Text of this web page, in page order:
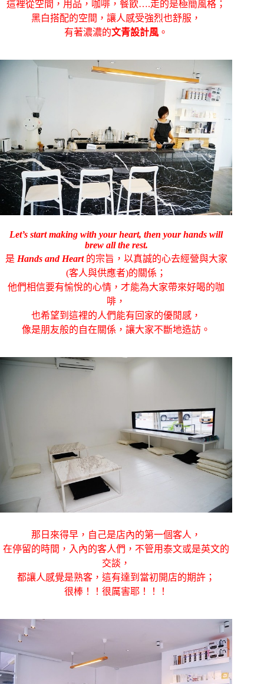
這裡從空間，用品，咖啡，餐飲….走的是極簡風格；
黑白搭配的空間，讓人感受強烈也舒服，
有著濃濃的文青設計風 。
Let’s start making with your heart, then your hands will
brew all the rest.
是 Hands and Heart的宗旨，以真誠的心去經營與大家
(客人與供應者)的關係；
他們相信要有愉悅的心情，才能為大家帶來好喝的咖
啡，
也希望到這裡的人們能有回家的優閒感，
像是朋友般的自在關係，讓大家不斷地造訪。
那日來得早，自己是店內的第一個客人，
在停留的時間，入內的客人們，不管用泰文或是英文的
交談，
都讓人感覺是熟客，這有達到當初開店的期許；
很棒！！很厲害耶！！！